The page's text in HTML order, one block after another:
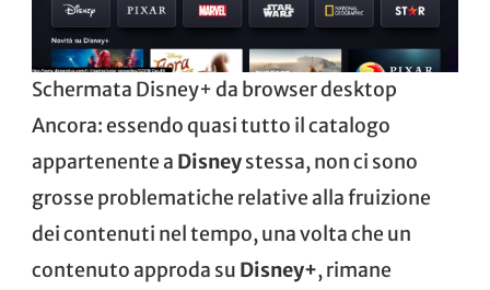
Schermata Disney+ da browser desktop
Ancora: essendo quasi tutto il catalogo
appartenente a Disneystessa, non ci sono
grosse problematiche relative alla fruizione
dei contenuti nel tempo, una volta che un
contenuto approda su Disney+, rimane